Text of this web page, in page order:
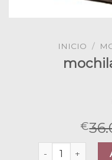
INICIO /
€
mochila piel